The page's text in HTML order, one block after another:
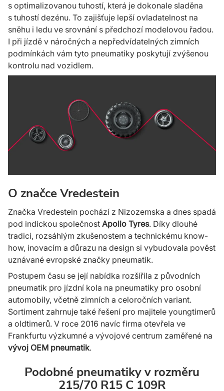
s optimalizovanou tuhostí, která je dokonale sladěna
s tuhostí dezénu. To zajišťuje lepší ovladatelnost na
sněhu i ledu ve srovnání s předchozí modelovou řadou.
I při jízdě v náročných a nepředvídatelných zimních
podmínkách vám tyto pneumatiky poskytují zvýšenou
kontrolu nad vozidlem.
O značce Vredestein
Značka Vredestein pochází z Ni­zozemska a dnes spadá
pod indickou společnost Apollo Tyres. Díky dlouhé
tradici, rozsáhlým zkušenostem a tech­nickému know-
how, inovacím a dů­razu na design si vybudovala pověst
uznávané evropské značky pneumatik.
Postupem času se její nabídka rozšířila z pů­vodních
pneumatik pro jízdní kola na pneumatiky pro osobní
automobily, včetně zimních a celoročních variant.
Sortiment zahrnuje také řešení pro majitele youngtimerů
a old­timerů. V ro­ce 2016 navíc firma otevřela ve
Frankfurtu výzkumné a vý­vojové centrum zaměřené na
vývoj OEM pneumatik.
Podobné pneumatiky v rozměru
215/70 R15 C 109R